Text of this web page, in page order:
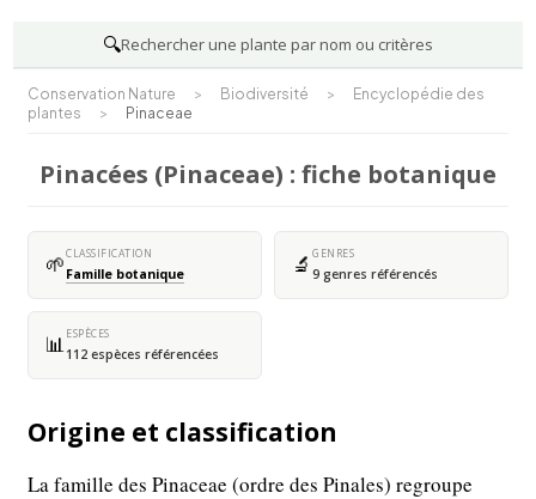
🔍Rechercher une plante par nom ou critères
Conservation Nature > Biodiversité >
Encyclopédie des
plantes
> Pinaceae
Pinacées (Pinaceae) : fiche botanique
🌱CLASSIFICATION
Famille botanique 🔬 GENRES
9 genres référencés
📊ESPÈCES
112 espèces référencées
Origine et classification
La famille des Pinaceae (ordre des Pinales) regroupe